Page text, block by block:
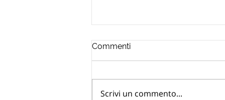
Commenti
Scrivi un commento...